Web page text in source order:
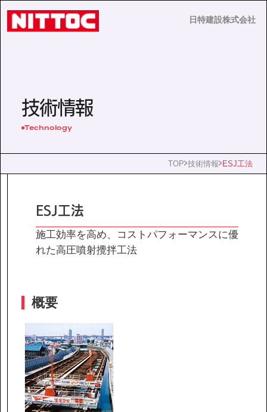
日特建設株式会社
日特建設株式会社
事業内容
企業情報
サステナビリティ
ニュース
お問い合わせ
技術情報
Technology
TOP 技術情報 ESJ工法
ESJ工法
施工効率を高め、コストパフォーマンスに優
れた高圧噴射攪拌工法
概要